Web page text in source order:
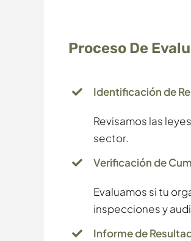
Proceso De
Identificación de
Revisamos las
sector.
Verificación de
Evaluamos si tu
inspecciones y
Informe de